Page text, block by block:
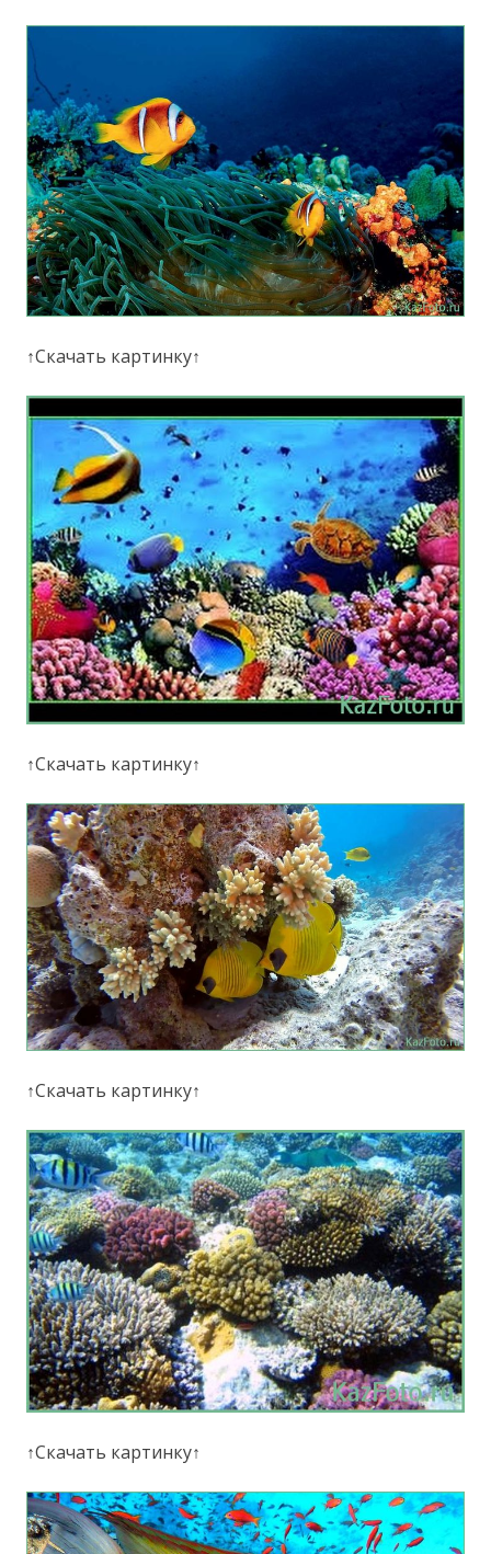
↑Скачать картинку↑
↑Скачать картинку↑
↑Скачать картинку↑
↑Скачать картинку↑